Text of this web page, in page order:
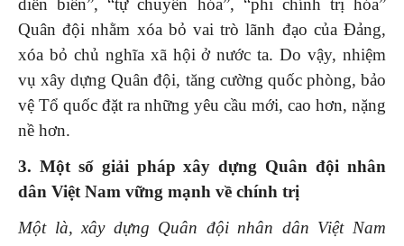
diễn biến”, “tự chuyển hóa”, “phi chính trị hóa”
Quân đội nhằm xóa bỏ vai trò lãnh đạo của Đảng,
xóa bỏ chủ nghĩa xã hội ở nước ta. Do vậy, nhiệm
vụ xây dựng Quân đội, tăng cường quốc phòng, bảo
vệ Tổ quốc đặt ra những yêu cầu mới, cao hơn, nặng
nề hơn.
3. Một số giải pháp xây dựng Quân đội nhân
dân Việt Nam vững mạnh về chính trị
Một là, xây dựng Quân đội nhân dân Việt Nam